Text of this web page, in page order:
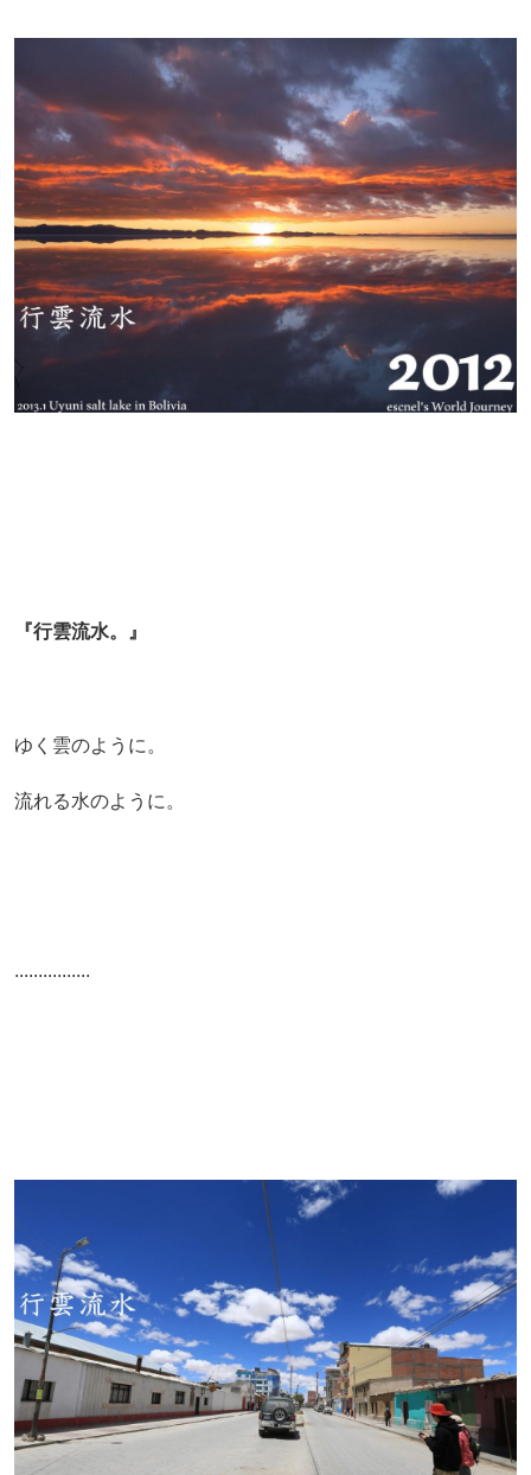
『行雲流水。』
ゆく雲のように。
流れる水のように。
................